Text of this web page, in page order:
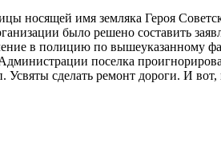
носящей имя земляка Героя
было решено составить
в полицию по вышеуказанному
поселка
Усвяты сделать ремонт дороги. И